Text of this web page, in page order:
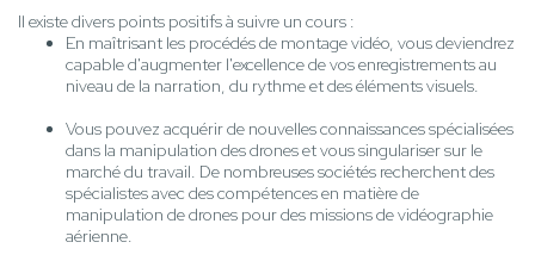
Il existe divers points positifs à suivre un cours :
En maîtrisant les procédés de montage vidéo, vous deviendrez
capable d'augmenter l'excellence de vos enregistrements au
niveau de la narration, du rythme et des éléments visuels.
Vous pouvez acquérir de nouvelles connaissances spécialisées
dans la manipulation des drones et vous singulariser sur le
marché du travail. De nombreuses sociétés recherchent des
spécialistes avec des compétences en matière de
manipulation de drones pour des missions de vidéographie
aérienne.